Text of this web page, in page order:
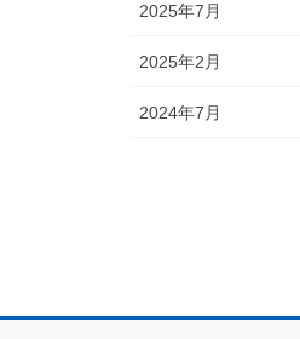
2025年7月
2025年2月
2024年7月